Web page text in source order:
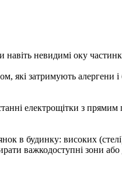
невидимі оку
затримують алергени і
електрощітки з
в будинку: високих
важкодоступні зони